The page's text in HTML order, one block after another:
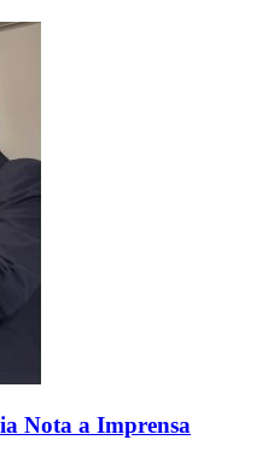
Nota a Imprensa